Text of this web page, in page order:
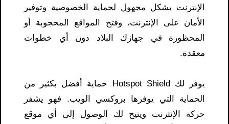
الإنترنت بشكل مجهول لحماية الخصوصية وتوفير
الأمان على الإنترنت، وفتح المواقع المحجوبة أو
المحظورة في جهازك البلاد دون أي خطوات
معقدة.
يوفر لك Hotspot Shield حماية أفضل بكثير من
الحماية التي يوفرها بروكسي الويب. فهو يشفر
حركة الإنترنت ويتيح لك الوصول إلى أي موقع